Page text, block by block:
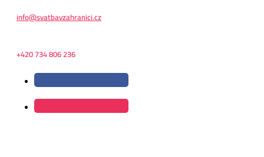
info@svatbavzahranici.cz
+420 734 806 236